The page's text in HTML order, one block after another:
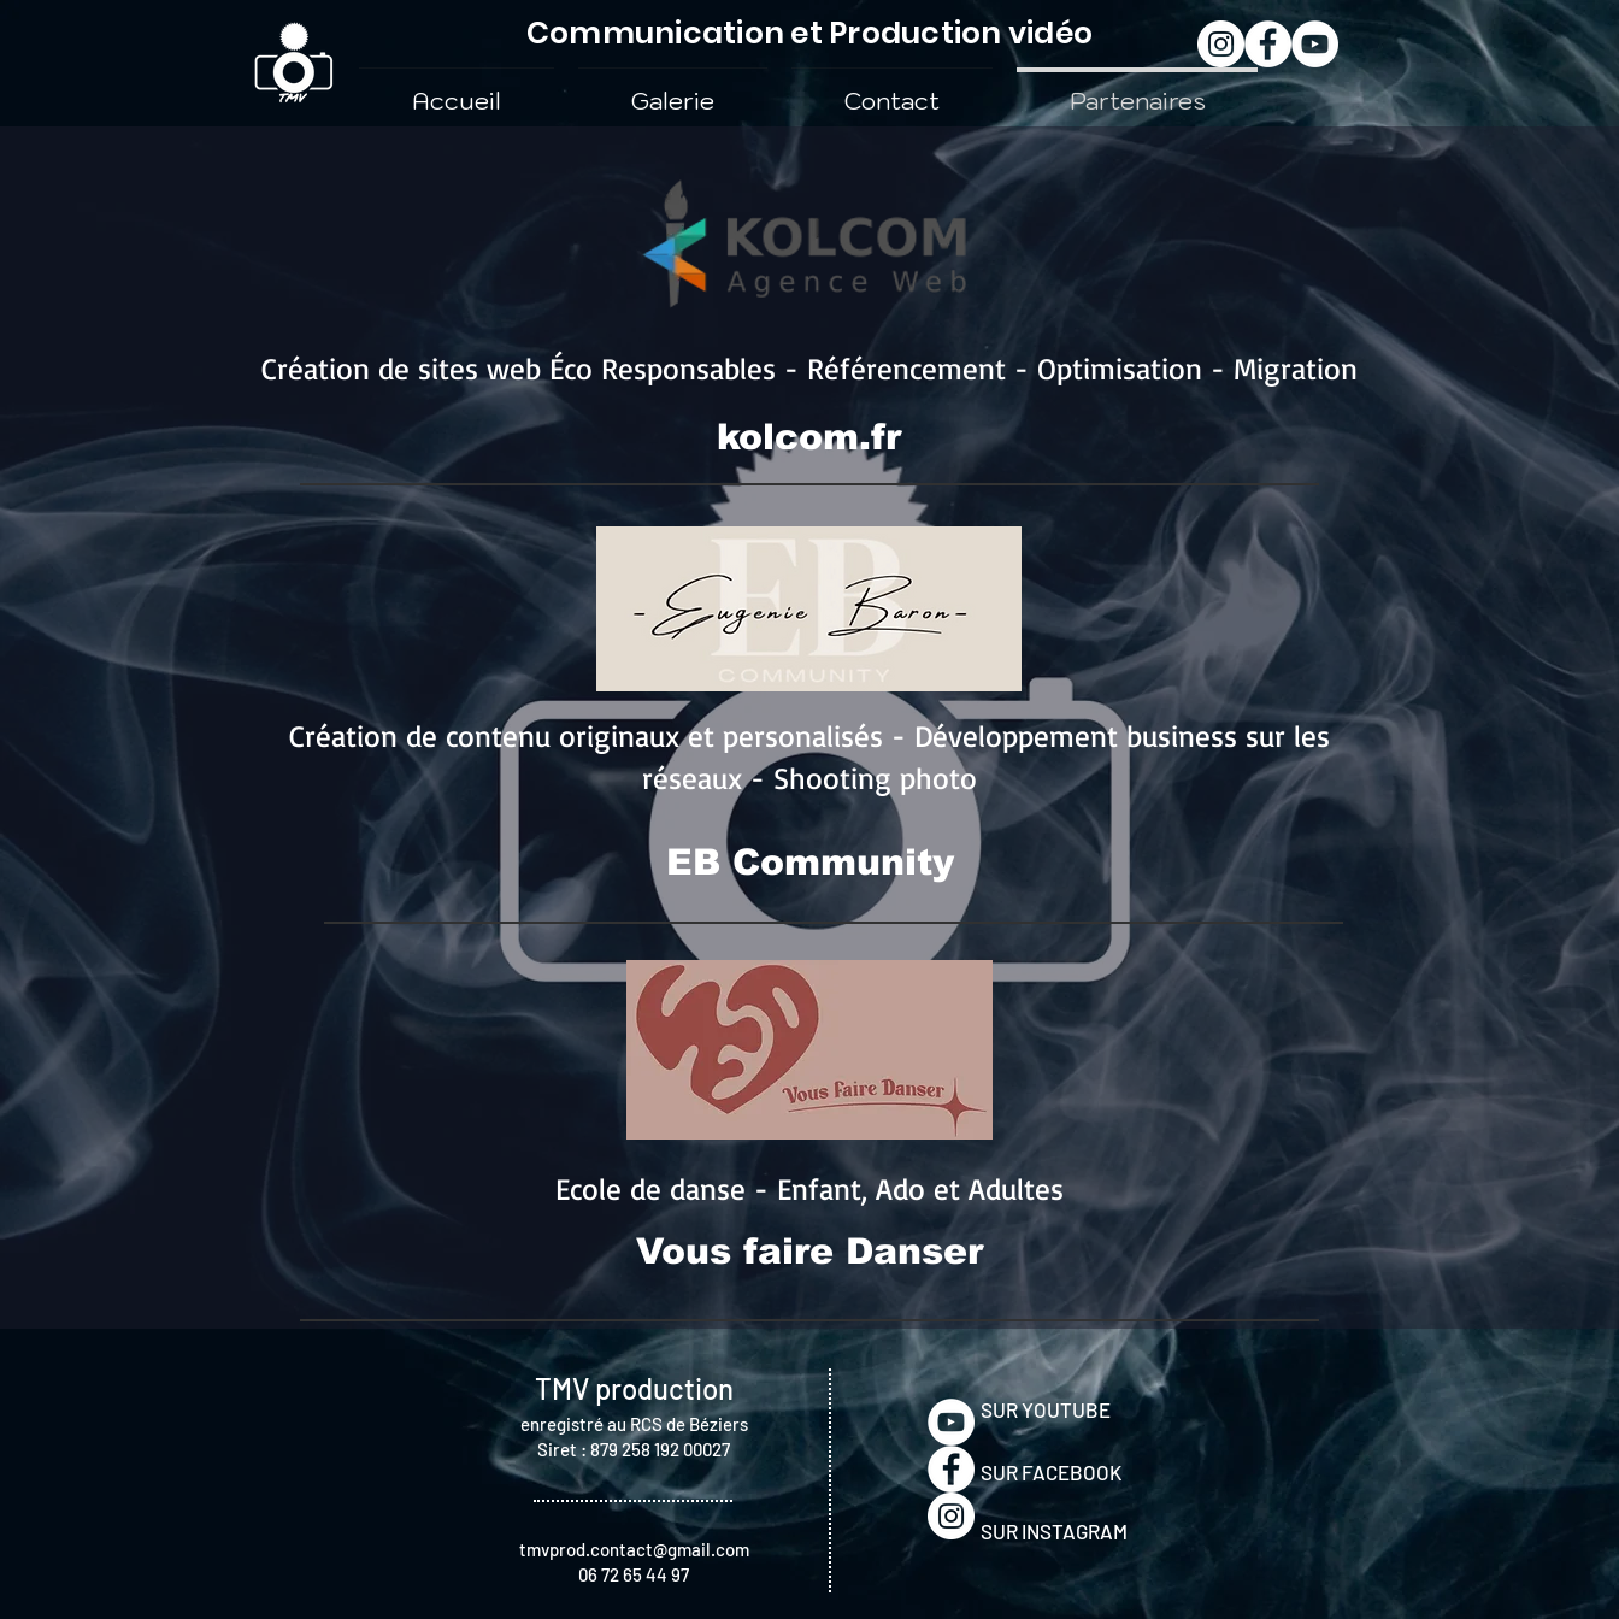
Communication et Production vidéo
Accueil Galerie Contact Partenaires
Création de sites web Éco Responsables - Référencement - Optimisation - Migration
kolcom.fr
Création de contenu originaux et personalisés - Développement business sur les
réseaux - Shooting photo
EB Community
Ecole de danse - Enfant, Ado et Adultes
Vous faire Danser
TMV production
enregistré au RCS de Béziers
Siret :879 258 192 00027
tmvprod.contact@gmail.com
06 72 65 44 97
SUR YOUTUBE
SUR FACEBOOK
SUR INSTAGRAM